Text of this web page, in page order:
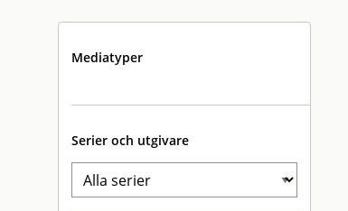
Mediatyper
Serier och utgivare